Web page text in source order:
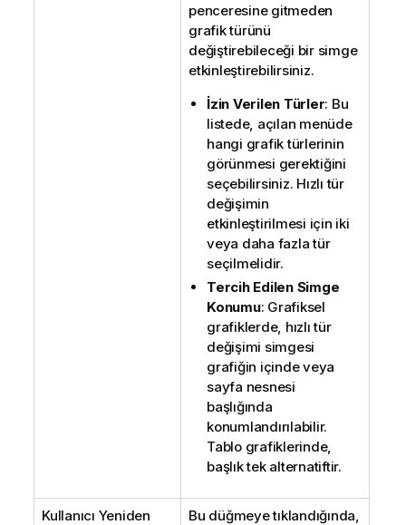
penceresine gitmeden
grafik türünü
değiştirebileceği bir simge
etkinleştirebilirsiniz.
İzin Verilen Türler: Bu
listede, açılan menüde
hangi grafik türlerinin
görünmesi gerektiğini
seçebilirsiniz. Hızlı tür
değişimin
etkinleştirilmesi için iki
veya daha fazla tür
seçilmelidir.
Tercih Edilen Simge
Konumu: Grafiksel
grafiklerde, hızlı tür
değişimi simgesi
grafiğin içinde veya
sayfa nesnesi
başlığında
konumlandırılabilir.
Tablo grafiklerinde,
başlık tek alternatiftir.
Kullanıcı Yeniden
Bu düğmeye tıklandığında,